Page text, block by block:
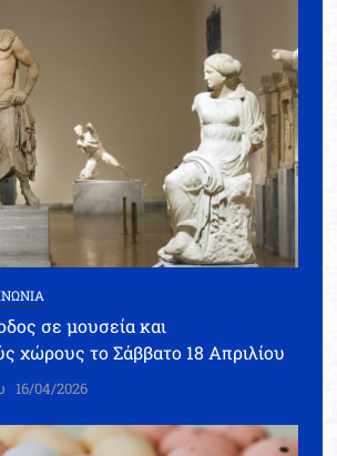
σε μουσεία και
χώρους το Σάββατο 18 Απριλίου
16/04/2026